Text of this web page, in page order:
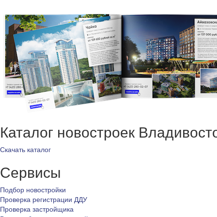
Каталог новостроек
Скачать каталог
Сервисы
Подбор новостройки
Проверка регистрации ДДУ
Проверка застройщика